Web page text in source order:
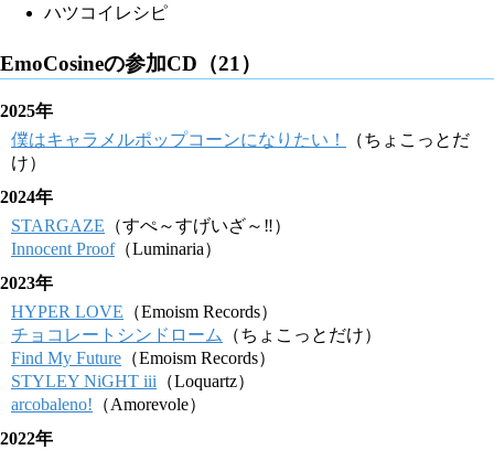
ハツコイレシピ
EmoCosineの参加CD（21）
2025年
僕はキャラメルポップコーンになりたい！
（ちょこっとだ
け）
2024年
STARGAZE （すぺ～すげいざ～‼）
Innocent Proof（Luminaria）
2023年
HYPER LOVE （Emoism Records）
チョコレートシンドローム
（ちょこっとだけ）
Find My Future （Emoism Records）
STYLEY NiGHT iii （Loquartz）
arcobaleno! （Amorevole）
2022年